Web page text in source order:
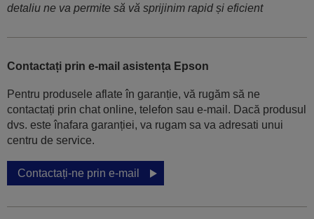
detaliu ne va permite să vă sprijinim rapid și eficient
Contactați prin e-mail asistența Epson
Pentru produsele aflate în garanție, vă rugăm să ne
contactați prin chat online, telefon sau e-mail. Dacă produsul
dvs. este înafara garanției, va rugam sa va adresati unui
centru de service.
Contactați-ne prin e-mail